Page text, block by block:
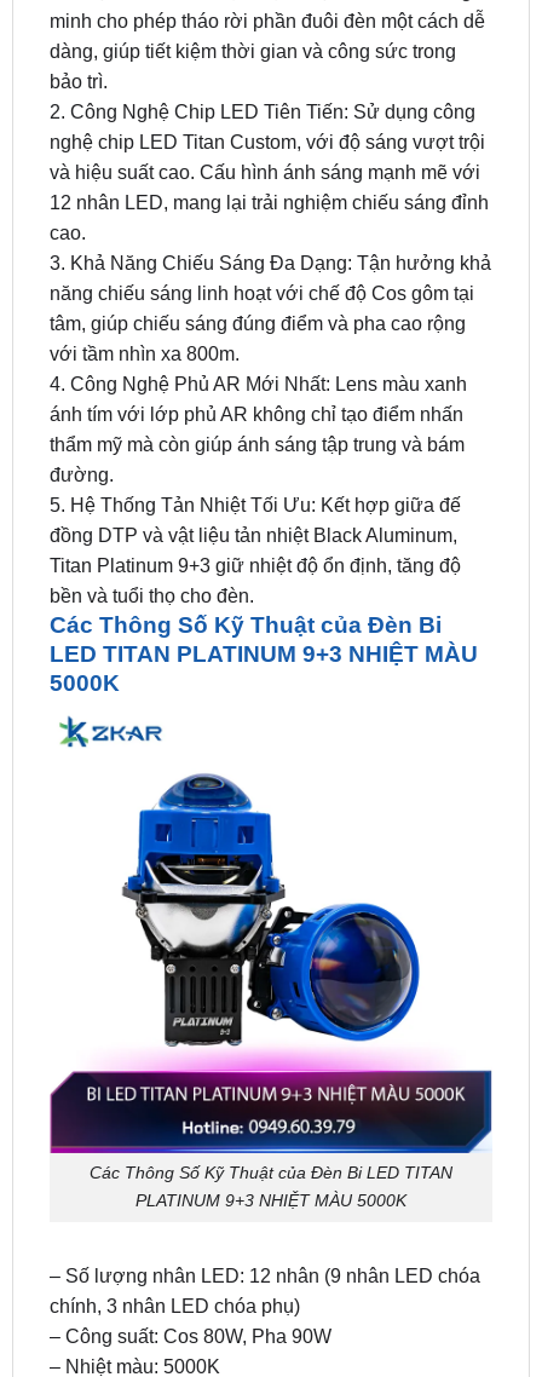
bảo trì.
2. Công Nghệ Chip LED Tiên Tiến: Sử dụng công
nghệ chip LED Titan Custom, với độ sáng vượt trội
và hiệu suất cao. Cấu hình ánh sáng mạnh mẽ với
12 nhân LED, mang lại trải nghiệm chiếu sáng đỉnh
cao.
3. Khả Năng Chiếu Sáng Đa Dạng: Tận hưởng khả
năng chiếu sáng linh hoạt với chế độ Cos gôm tại
tâm, giúp chiếu sáng đúng điểm và pha cao rộng
với tầm nhìn xa 800m.
4. Công Nghệ Phủ AR Mới Nhất: Lens màu xanh
ánh tím với lớp phủ AR không chỉ tạo điểm nhấn
thẩm mỹ mà còn giúp ánh sáng tập trung và bám
đường.
5. Hệ Thống Tản Nhiệt Tối Ưu: Kết hợp giữa đế
đồng DTP và vật liệu tản nhiệt Black Aluminum,
Titan Platinum 9+3 giữ nhiệt độ ổn định, tăng độ
bền và tuổi thọ cho đèn.
Các Thông Số Kỹ Thuật của Đèn Bi
LED TITAN PLATINUM 9+3 NHIỆT MÀU
5000K
Các Thông Số Kỹ Thuật của Đèn Bi LED TITAN
PLATINUM 9+3 NHIỆT MÀU 5000K
– Số lượng nhân LED: 12 nhân (9 nhân LED chóa
– Công suất: Cos 80W, Pha 90W
– Nhiệt màu: 5000K
– Đánh giá X-Treme Vision: Cos 5.5/6 sao, Pha
5.5/6 sao, Rain and Dew 5/6 sao.